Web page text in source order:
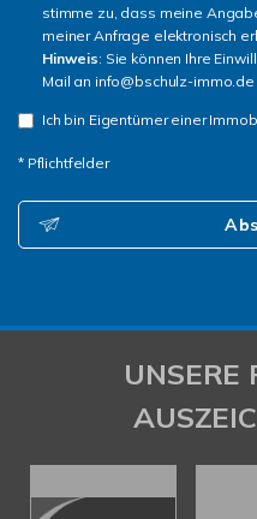
stimme zu, dass meine
meiner Anfrage elektronisch
Hinweis: Sie können Ihre
Mail an info@bschulz-
Ich bin Eigentümer einer
* Pflichtfelder
UNSERE